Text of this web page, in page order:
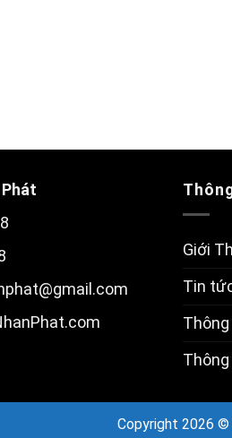
Giới
Tin
Copyright 2026 ©